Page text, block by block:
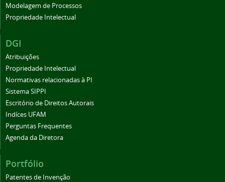
Modelagem de Processos
Propriedade Intelectual
DGI
Atribuições
Propriedade Intelectual
Normativas relacionadas à PI
Sistema SIPPI
Escritório de Direitos Autorais
Indíces UFAM
Perguntas Frequentes
Agenda da Diretora
Portfólio
Patentes de Invenção